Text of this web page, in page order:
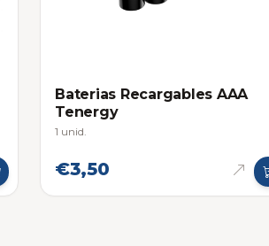
Baterias Recargables AAA
Tenergy
1 unid.
€3,50